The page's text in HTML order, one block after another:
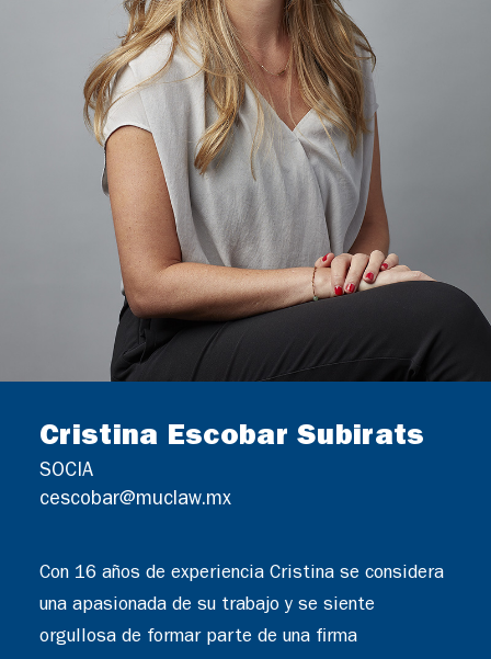
CONTACTO
Cristina Escobar Subirats
SOCIA
cescobar@muclaw.mx
Con 16 años de experiencia Cristina se considera
una apasionada de su trabajo y se siente
orgullosa de formar parte de una firma